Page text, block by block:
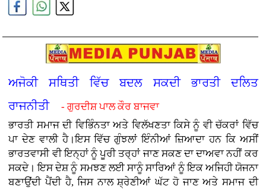
ਅਜੋਕੀ ਸਥਿਤੀ ਵਿੱਚ ਬਦਲ ਸਕਦੀ ਭਾਰਤੀ ਦਲਿਤ
ਰਾਜਨੀਤੀ
- ਗੁਰਦੀਸ਼ ਪਾਲ ਕੌਰ ਬਾਜਵਾ
ਭਾਰਤੀ ਸਮਾਜ ਦੀ ਵਿਭਿੰਨਤਾ ਅਤੇ ਵਿਲੱਖਣਤਾ ਕਿਸੇ ਨੂੰ ਵੀ ਚੱਕਰਾਂ ਵਿੱਚ
ਪਾ ਦੇਣ ਵਾਲੀ ਹੈ।ਇਸ ਵਿੱਚ ਗੁੰਝਲਾਂ ਇੰਨੀਆਂ ਜ਼ਿਆਦਾ ਹਨ ਕਿ ਅਸੀਂ
ਭਾਰਤਵਾਸੀ ਵੀ ਇਨ੍ਹਾਂ ਨੂੰ ਪੂਰੀ ਤਰ੍ਹਾਂ ਜਾਣ ਸਕਣ ਦਾ ਦਾਅਵਾ ਨਹੀਂ ਕਰ
ਸਕਦੇ। ਇਸ ਦੇਸ਼ ਨੂੰ ਸਮਝਣ ਲਈ ਸਾਨੂੰ ਸਾਰਿਆਂ ਨੂੰ ਇਕ ਅਜਿਹੀ ਯੋਜਨਾ
ਬਣਾਉਂਦੀ ਪੈਂਦੀ ਹੈ, ਜਿਸ ਨਾਲ ਸ਼੍ਰੇਣੀਆਂ ਘੱਟ ਹੋ ਜਾਣ ਅਤੇ ਸਮਾਜ ਦੀ